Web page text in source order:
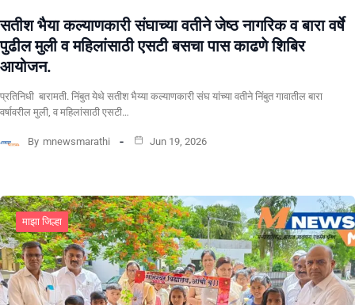
सतीश भैया कल्याणकारी संघाच्या वतीने जेष्ठ नागरिक व बारा वर्षे
पुढील मुली व महिलांसाठी एसटी बसचा पास काढणे शिबिर
आयोजन.
प्रतिनिधी बारामती. निंबुत येथे सतीश भैय्या कल्याणकारी संघ यांच्या वतीने निंबुत गावातील बारा
वर्षावरील मुली, व महिलांसाठी एसटी…
By mnewsmarathi Jun 19, 2026
माझा जिल्हा